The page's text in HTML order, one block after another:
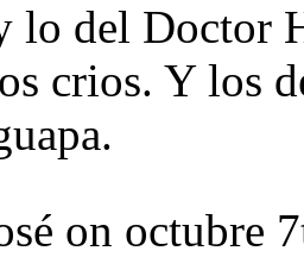
lo del Doctor
crios. Y los
on octubre